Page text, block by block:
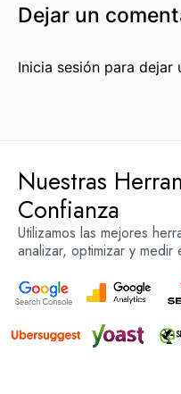
Estás a punto de
Dejar un
Inicia sesión para dejar
Nuestras
Confianza
Utilizamos las mejores
analizar, optimizar y